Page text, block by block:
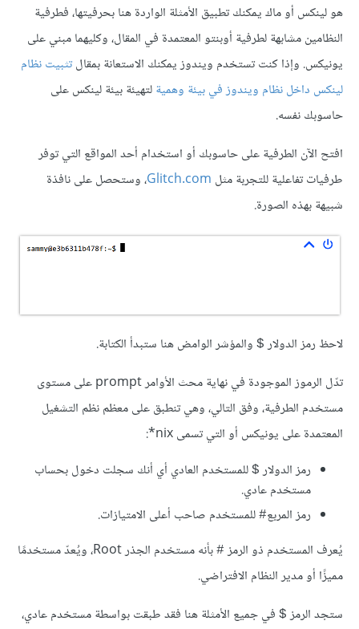
هو لينكس أو ماك يمكنك تطبيق الأمثلة الواردة هنا بحرفيتها، فطرفية
النظامين مشابهة لطرفية أوبنتو المعتمدة في المقال، وكليهما مبني على
يونيكس. وإذا كنت تستخدم ويندوز يمكنك الاستعانة بمقالتثبيت نظام
لينكس داخل نظام ويندوز في بيئة وهميةلتهيئة بيئة لينكس على
حاسوبك نفسه.
افتح الآن الطرفية على حاسوبك أو استخدام أحد المواقع التي توفر
طرفيات تفاعلية للتجربة مثل Glitch.com، وستحصل على نافذة
شبيهة بهذه الصورة.
لاحظ رمز الدولار $ والمؤشر الوامض هنا ستبدأ الكتابة.
تدّل الرموز الموجودة في نهاية محث الأوامر prompt على مستوى
مستخدم الطرفية، وفق التالي، وهي تنطبق على معظم نظم التشغيل
المعتمدة على يونيكس أو التي تسمى nix*:
رمز الدولار $ للمستخدم العادي أي أنك سجلت دخول بحساب
مستخدم عادي.
رمز المربع# للمستخدم صاحب أعلى الامتيازات.
يُعرف المستخدم ذو الرمز #
بأنه مستخدم الجذر Root، ويُعدّ مستخدمًا
مميزًا أو مدير النظام الافتراضي.
ستجد الرمز $ في جميع الأمثلة هنا فقد طبقت بواسطة مستخدم عادي،